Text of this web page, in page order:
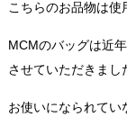
こちらのお品物は使
MCMのバッグは近
させていただきまし
お使いになられてい